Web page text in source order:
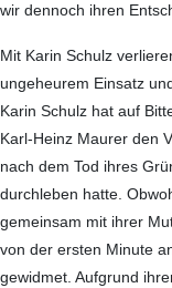
wir dennoch ihren
Mit Karin Schulz
ungeheurem Einsatz
Karin Schulz hat auf
Karl-Heinz Maurer den
nach dem Tod ihres
durch­leben hatte.
gemeinsam mit ihrer
von der ersten Minute
gewidmet. Aufgrund